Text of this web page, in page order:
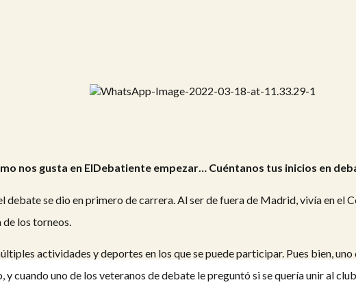
nos gusta en ElDebatiente empezar… Cuéntanos tus inicios en
debate se dio en primero de carrera. Al ser de fuera de Madrid, vivía en el
los torneos.
actividades y deportes en los que se puede participar. Pues bien,
cuando uno de los veteranos de debate le preguntó si se quería unir al